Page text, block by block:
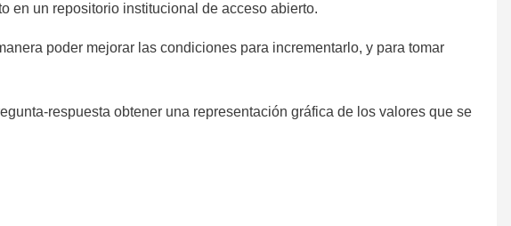
en un repositorio institucional de acceso abierto.
poder mejorar las condiciones para incrementarlo, y para tomar
respuesta obtener una representación gráfica de los valores que se